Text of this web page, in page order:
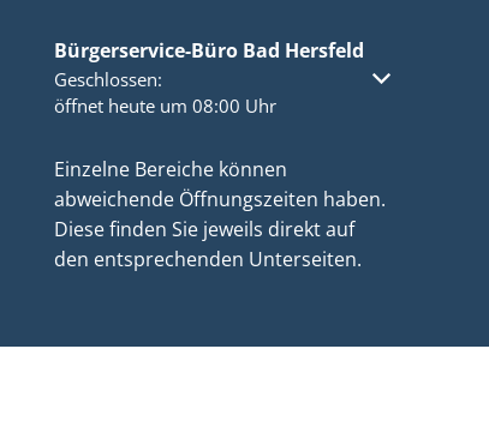
Bürgerservice-Büro Bad Hersfeld
Klicken, um weitere Öffnungs- oder Schließzeiten
Geschlossen:
öffnet heute um 08:00 Uhr
Einzelne Bereiche können
abweichende Öffnungszeiten haben.
Diese finden Sie jeweils direkt auf
den entsprechenden Unterseiten.